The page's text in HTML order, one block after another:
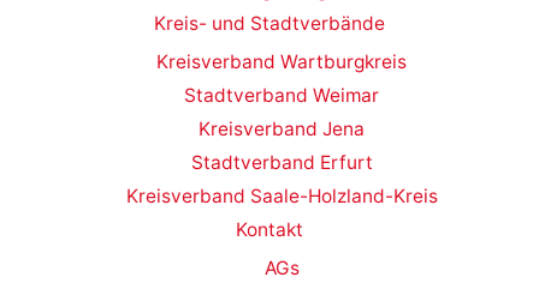
Kreis- und Stadtverbände
Kreisverband Wartburgkreis
Stadtverband Weimar
Kreisverband Jena
Stadtverband Erfurt
Kreisverband Saale-Holzland-Kreis
Kontakt
AGs